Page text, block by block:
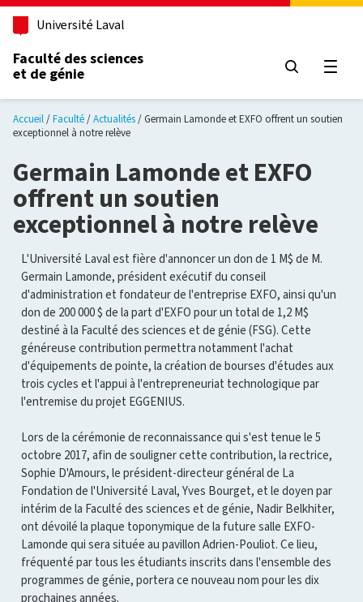
Aller au contenu principal
Université Laval
Faculté des sciences
et de génie
Accueil Faculté Actualités
Germain Lamonde et EXFO offrent un soutien
exceptionnel à notre relève
Germain Lamonde et EXFO
offrent un soutien
exceptionnel à notre relève
L'Université Laval est fière d'annoncer un don de 1 M$ de M.
Germain Lamonde, président exécutif du conseil
d'administration et fondateur de l'entreprise EXFO, ainsi qu'un
don de 200 000 $ de la part d'EXFO pour un total de 1,2 M$
destiné à la Faculté des sciences et de génie (FSG). Cette
généreuse contribution permettra notamment l'achat
d'équipements de pointe, la création de bourses d'études aux
trois cycles et l'appui à l'entrepreneuriat technologique par
l'entremise du projet EGGENIUS.
Lors de la cérémonie de reconnaissance qui s'est tenue le 5
octobre 2017, afin de souligner cette contribution, la rectrice,
Sophie D'Amours, le président-directeur général de La
Fondation de l'Université Laval, Yves Bourget, et le doyen par
intérim de la Faculté des sciences et de génie, Nadir Belkhiter,
ont dévoilé la plaque toponymique de la future salle EXFO-
Lamonde qui sera située au pavillon Adrien-Pouliot. Ce lieu,
fréquenté par tous les étudiants inscrits dans l'ensemble des
programmes de génie, portera ce nouveau nom pour les dix
prochaines années.